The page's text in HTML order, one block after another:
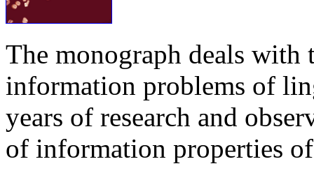
The monograph deals with
information problems of
years of research and
of information properties